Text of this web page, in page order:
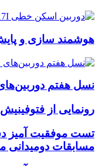
هوشمند سازی و
نسل هفتم
رونمایی از
تست موفقیت آمیز
مسابقات دومیدانی